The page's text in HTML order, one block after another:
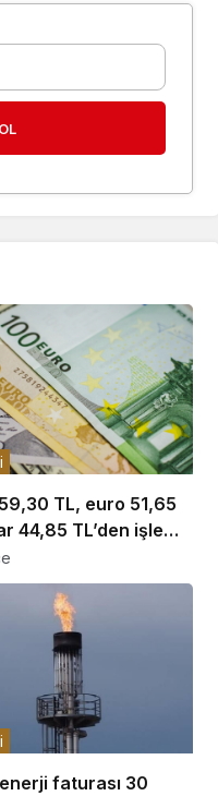
TL, euro 51,65
44,85 TL’den işlem
faturası 30